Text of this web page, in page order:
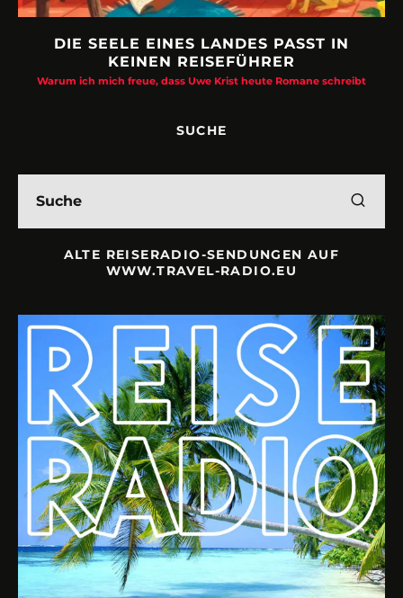
DIE SEELE EINES LANDES PASST IN
KEINEN REISEFÜHRER
Warum ich mich freue, dass Uwe Krist heute Romane schreibt
SUCHE
ALTE REISERADIO-SENDUNGEN AUF
WWW.TRAVEL-RADIO.EU